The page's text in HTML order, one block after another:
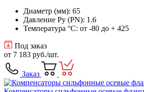
Диаметр (мм): 65
Давление Ру (PN): 1.6
Температура °C: от -80 до + 425
Под заказ
от 7 183 руб./шт.
Заказ